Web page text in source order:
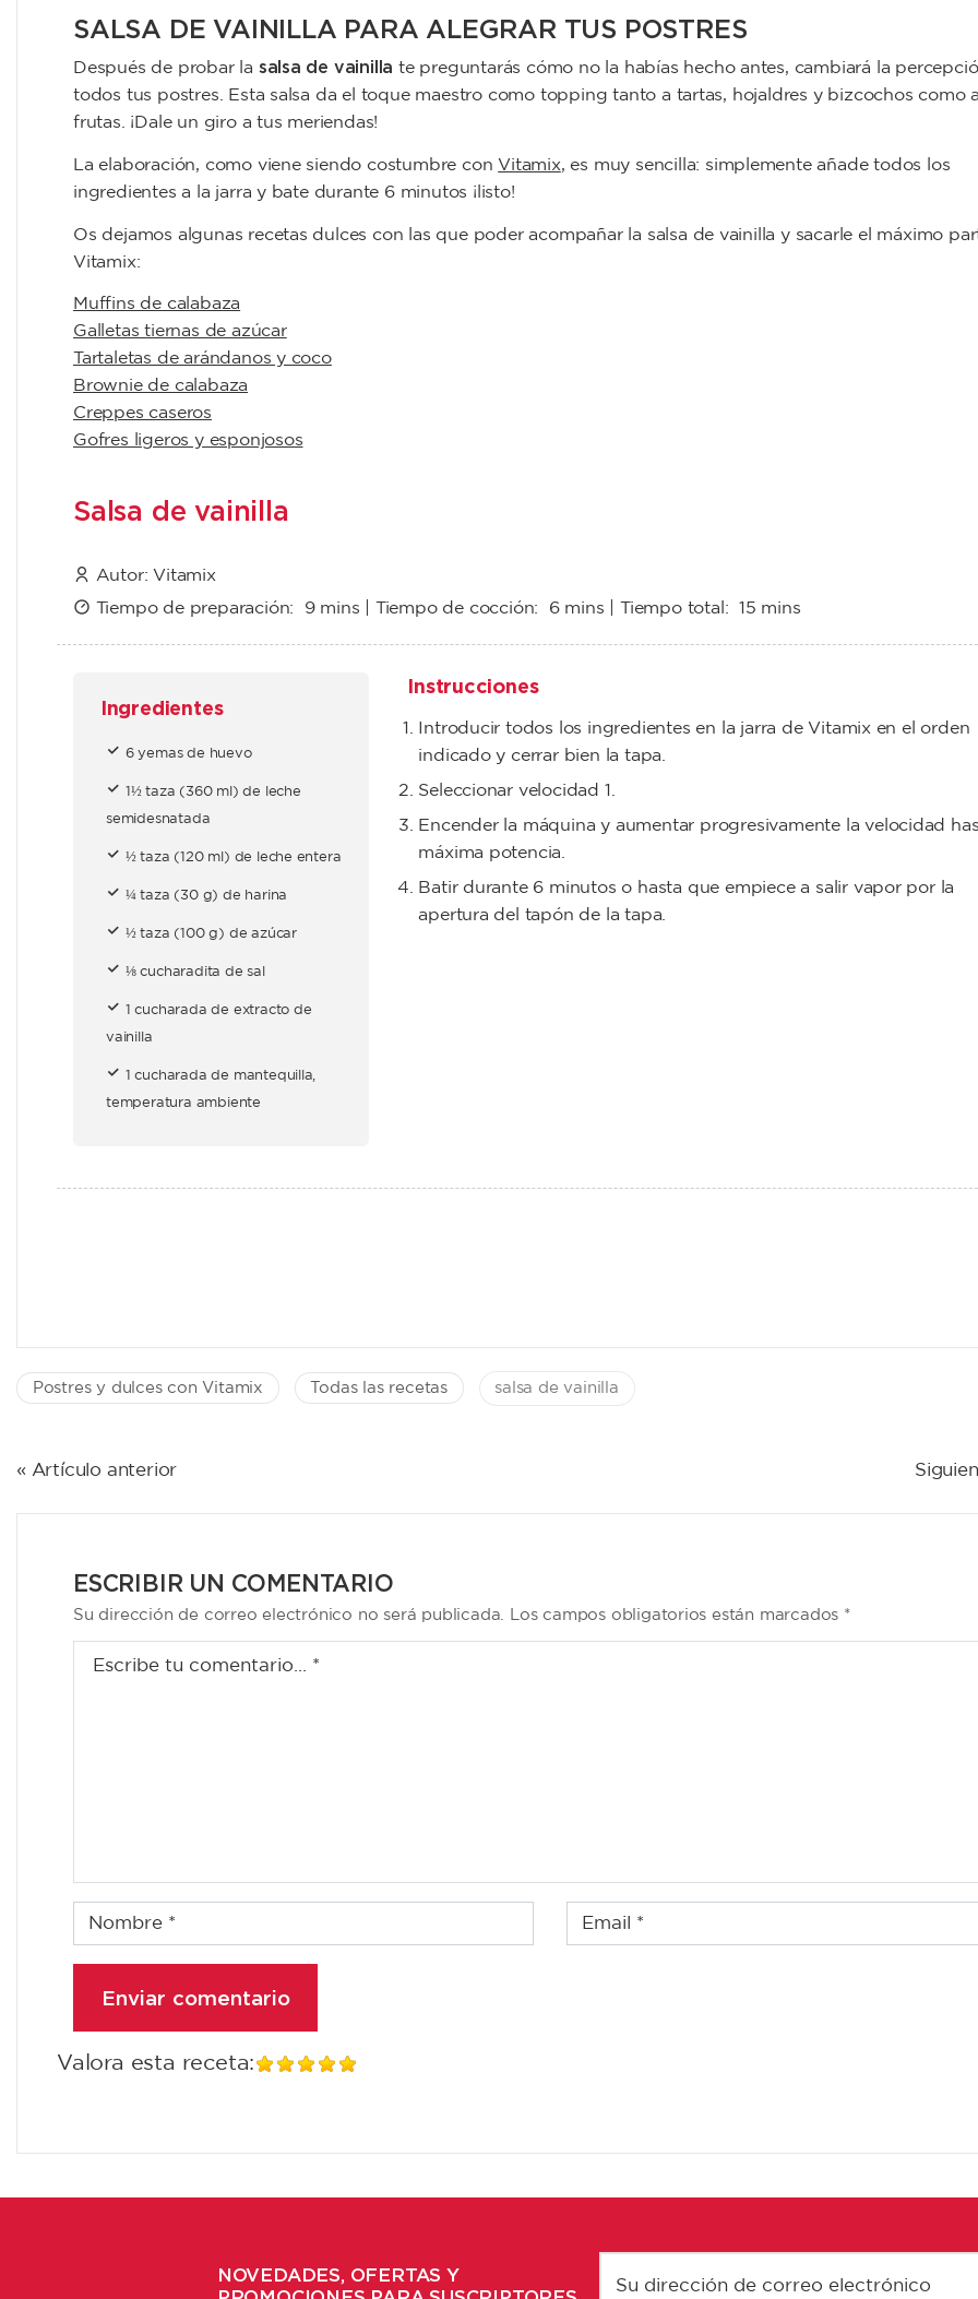
SALSA DE VAINILLA PARA ALEGRAR TUS POSTRES
Después de probar la salsa de vainilla te preguntarás cómo no la habías hecho antes, cambiará la
todos tus postres. Esta salsa da el toque maestro como topping tanto a tartas, hojaldres y bizcochos como
frutas. ¡Dale un giro a tus meriendas!
La elaboración, como viene siendo costumbre con Vitamix, es muy sencilla: simplemente añade todos los
ingredientes a la jarra y bate durante 6 minutos ¡listo!
Os dejamos algunas recetas dulces con las que poder acompañar la salsa de vainilla y sacarle el máximo
Vitamix:
Muffins de calabaza
Galletas tiernas de azúcar
Tartaletas de arándanos y coco
Brownie de calabaza
Creppes caseros
Gofres ligeros y esponjosos
Salsa de vainilla
Autor: Vitamix
Tiempo de preparación: 9 mins | Tiempo de cocción: 6 mins | Tiempo total: 15 mins
Ingredientes
6 yemas de huevo
1½ taza (360 ml) de leche
semidesnatada
½ taza (120 ml) de leche entera
¼ taza (30 g) de harina
½ taza (100 g) de azúcar
⅛ cucharadita de sal
1 cucharada de extracto de
vainilla
1 cucharada de mantequilla,
temperatura ambiente
Instrucciones
Introducir todos los ingredientes en la jarra de Vitamix en el orden
indicado y cerrar bien la tapa.
Seleccionar velocidad 1.
Encender la máquina y aumentar progresivamente la velocidad
máxima potencia.
Batir durante 6 minutos o hasta que empiece a salir vapor por la
apertura del tapón de la tapa.
Postres y dulces con Vitamix Todas las recetas salsa de vainilla
NAVEGACIÓN
« Artículo anterior
ESCRIBIR UN COMENTARIO
Su dirección de correo electrónico no será publicada. Los campos obligatorios están marcados *
Valora esta receta:
NOVEDADES, OFERTAS Y